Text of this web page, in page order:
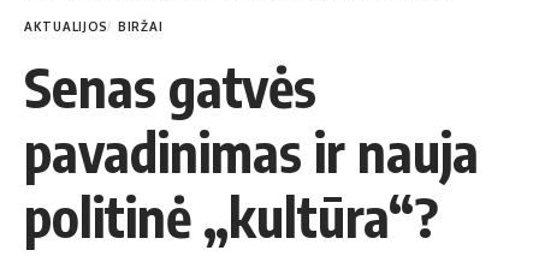
AKTUALIJOS BIRŽAI
Senas gatvės
pavadinimas ir nauja
politinė „kultūra“?